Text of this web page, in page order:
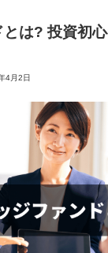
は? 投資初
4月2日